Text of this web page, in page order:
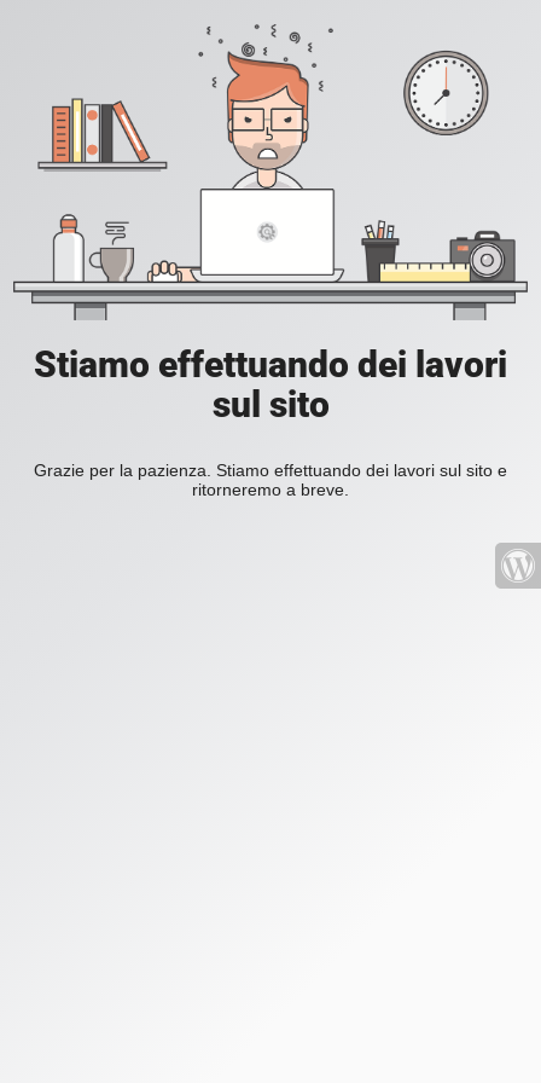
Stiamo effettuando dei lavori
sul sito
Grazie per la pazienza. Stiamo effettuando dei lavori sul sito e
ritorneremo a breve.